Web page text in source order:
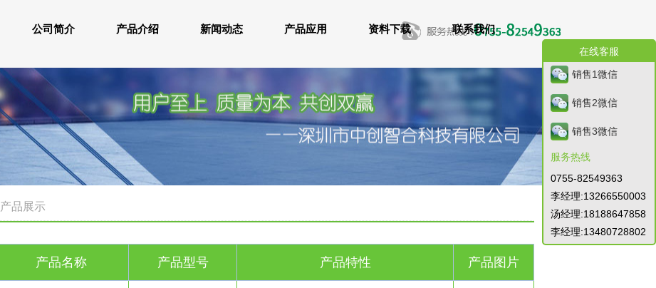
公司简介 产品介绍 新闻动态 产品应用 资料下载 联系我们
产品展示
产品名称 产品型号 产品特性 产品图片
在线客服
销售1微信
销售2微信
销售3微信
服务热线
0755-82549363
李经理:13266550003
汤经理:18188647858
李经理:13480728802